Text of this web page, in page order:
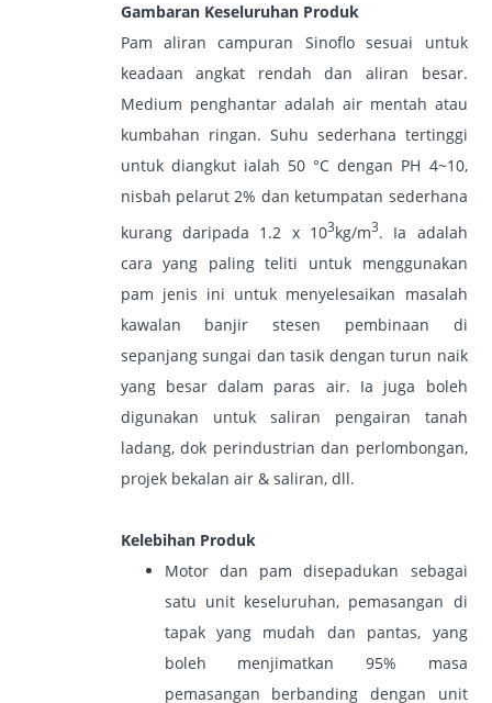
Gambaran Keseluruhan Produk
Pam aliran campuran Sinoflo sesuai untuk
keadaan angkat rendah dan aliran besar.
Medium penghantar adalah air mentah atau
kumbahan ringan. Suhu sederhana tertinggi
untuk diangkut ialah 50 °C dengan PH 4~10,
nisbah pelarut 2% dan ketumpatan sederhana
kurang daripada 1.2 x 103kg/m3. Ia adalah
cara yang paling teliti untuk menggunakan
pam jenis ini untuk menyelesaikan masalah
kawalan banjir stesen pembinaan di
sepanjang sungai dan tasik dengan turun naik
yang besar dalam paras air. Ia juga boleh
digunakan untuk saliran pengairan tanah
ladang, dok perindustrian dan perlombongan,
projek bekalan air & saliran, dll.
Kelebihan Produk
Motor dan pam disepadukan sebagai
satu unit keseluruhan, pemasangan di
tapak yang mudah dan pantas, yang
boleh menjimatkan 95% masa
pemasangan berbanding dengan unit